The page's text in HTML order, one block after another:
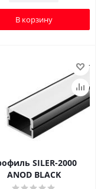
В корзину
SILER-2000
ANOD BLACK